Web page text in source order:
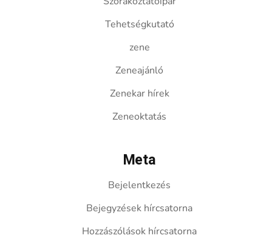
Tehetségkutató
zene
Zeneajánló
Zenekar hírek
Zeneoktatás
Meta
Bejelentkezés
Bejegyzések hírcsatorna
Hozzászólások hírcsatorna